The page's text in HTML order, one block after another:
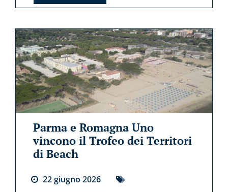
Parma e Romagna Uno
vincono il Trofeo dei Territori
di Beach
22giugno 2026